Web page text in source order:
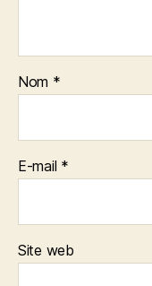
Nom *
E-mail *
Site web